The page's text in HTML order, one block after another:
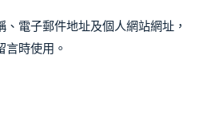
、電子郵件地址及個人網站網址，
言時使用。